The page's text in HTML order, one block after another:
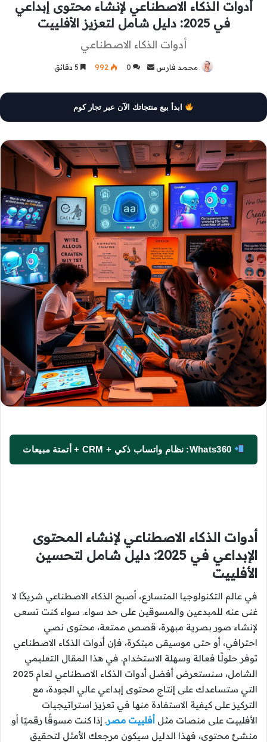
أدوات الذكاء الاصطناعي لإنشاء محتوى إبداعي
في 2025: دليل شامل لتعزيز الأفلييت
أدوات الذكاء الاصطناعي
محمد فارس
أرسل
إلكترونيا
0
992
ابدأ بيع منتجاتك الآن عبر تجار كوم
أدوات الذكاء الاصطناعي لإنشاء المحتوى
الإبداعي في 2025: دليل شامل لتحسين
الأفلييت
في عالم التكنولوجيا المتسارع، أصبح الذكاء الاصطناعي شريكًا لا
غنى عنه للمبدعين والمسوقين على حد سواء. سواء كنت تسعى
لإنشاء صور بصرية مبهرة، قصص ممتعة، محتوى نصي
احترافي، أو حتى موسيقى مبتكرة، فإن أدوات الذكاء الاصطناعي
توفر حلولًا فعالة وسهلة الاستخدام. في هذا المقال التعليمي
الشامل، سنستعرض أفضل أدوات الذكاء الاصطناعي لعام 2025
التي ستساعدك على إنتاج محتوى إبداعي عالي الجودة، مع
التركيز على كيفية الاستفادة منها في تعزيز استراتيجيات
الأفلييت على منصات مثل أفلييت مصر. إذا كنت مسوقًا رقميًا أو
منشئ محتوى، فهذا الدليل سيكون مرجعك الأمثل لتحقيق